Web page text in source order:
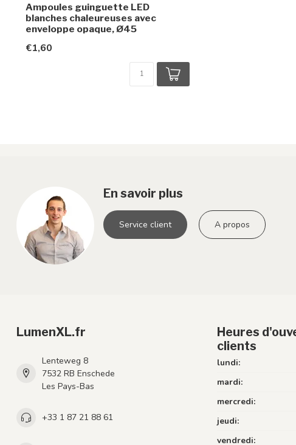
Ampoules guinguette LED
blanches chaleureuses avec
enveloppe opaque, Ø45
€1,60
En savoir plus
Service client A propos
LumenXL.fr
Lenteweg 8
7532 RB Enschede
Les Pays-Bas
+33 1 87 21 88 61
Heures
clients
lundi:
mardi:
mercredi:
jeudi:
vendredi: